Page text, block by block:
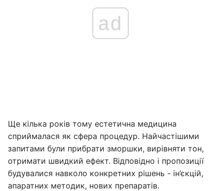
ad
Ще кілька років тому естетична медицина
сприймалася як сфера процедур. Найчастішими
запитами були прибрати зморшки, вирівняти тон,
отримати швидкий ефект. Відповідно і пропозиції
будувалися навколо конкретних рішень - ін’єкцій,
апаратних методик, нових препаратів.